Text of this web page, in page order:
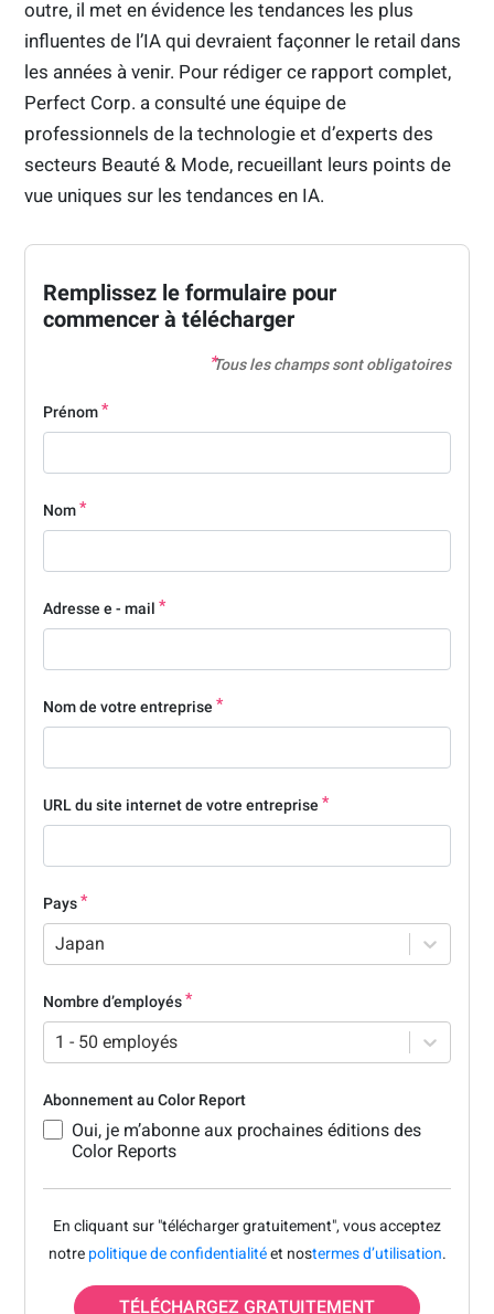
outre, il met en évidence les tendances les plus
influentes de l’IA qui devraient façonner le retail dans
les années à venir. Pour rédiger ce rapport complet,
Perfect Corp. a consulté une équipe de
professionnels de la technologie et d’experts des
secteurs Beauté & Mode, recueillant leurs points de
vue uniques sur les tendances en IA.
Remplissez le formulaire pour
commencer à télécharger
Tous les champs sont obligatoires
Prénom
Nom
Adresse e - mail
Nom de votre entreprise
URL du site internet de votre entreprise
Pays
Japan
Nombre d’employés
1 - 50 employés
Abonnement au Color Report
Oui, je m’abonne aux prochaines éditions des
Color Reports
En cliquant sur "télécharger gratuitement", vous acceptez
notre politique de confidentialitéet nostermes d’utilisation.
TÉLÉCHARGEZ GRATUITEMENT